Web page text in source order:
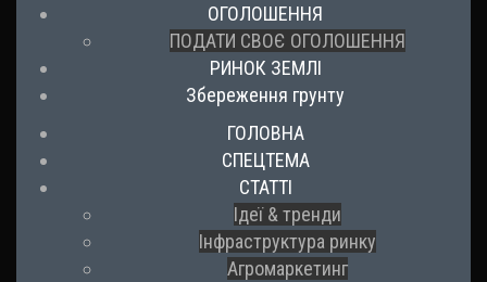
ОГОЛОШЕННЯ
ПОДАТИ СВОЄ ОГОЛОШЕННЯ
РИНОК ЗЕМЛІ
Збереження грунту
ГОЛОВНА
СПЕЦТЕМА
СТАТТІ
Ідеї & тренди
Інфраструктура ринку
Агромаркетинг